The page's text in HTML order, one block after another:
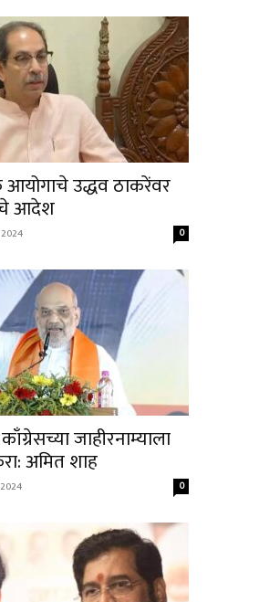
उद्धव ठाकरेंवर
आदेश
0
जाहीरनाम्याला
अमित शाह
0